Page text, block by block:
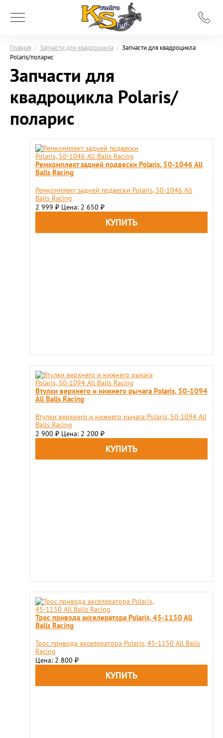
Главная / Запчасти для квадроцикла / Запчасти для квадроцикла
Polaris/поларис
Запчасти для
квадроцикла Polaris/
поларис
Ремкомплект задней подвески Polaris, 50-1046 All
Balls Racing
Ремкомплект задней подвески Polaris, 50-1046 All
Balls Racing
2 999 ₽ Цена: 2 650 ₽
Втулки верхнего и нижнего рычага Polaris, 50-1094
All Balls Racing
Втулки верхнего и нижнего рычага Polaris, 50-1094 All
Balls Racing
2 900 ₽ Цена: 2 200 ₽
Трос привода акселератора Polaris, 45-1150 All
Balls Racing
Трос привода акселератора Polaris, 45-1150 All Balls
Racing
Цена: 2 800 ₽